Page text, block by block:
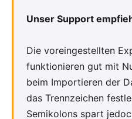
Unser Support
Die voreingestellten
funktionieren gut mit
beim Importieren der
das Trennzeichen
Semikolons spart